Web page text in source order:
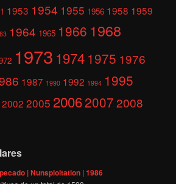
1953 1954 1955 1956 1958 1959
1964 1965 1966 1968
1973 1974 1975 1976
1987 1990 1992 1994 1995
2002 2005 200620072008
| Nunsploitation | 1986